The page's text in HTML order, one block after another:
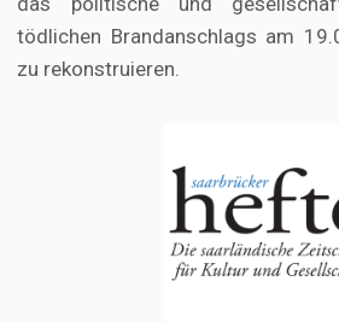
tödlichen Brandanschlags am
zu rekonstruieren.